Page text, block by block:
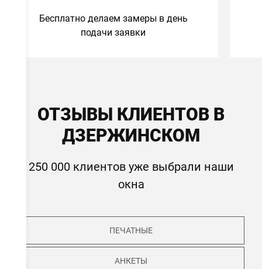
Бесплатно делаем замеры в день
подачи заявки
ОТЗЫВЫ КЛИЕНТОВ В
ДЗЕРЖИНСКОМ
250 000 клиентов уже выбрали наши
окна
ПЕЧАТНЫЕ
АНКЕТЫ